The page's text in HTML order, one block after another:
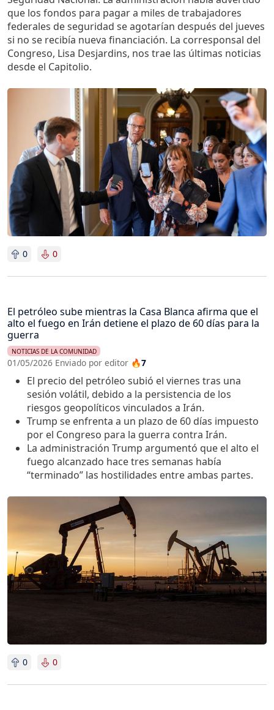
que los fondos para pagar a miles de trabajadores
federales de seguridad se agotarían después del jueves
si no se recibía nueva financiación. La corresponsal del
Congreso, Lisa Desjardins, nos trae las últimas noticias
desde el Capitolio.
Imagen
0 0
El petróleo sube mientras la Casa Blanca afirma que el
alto el fuego en Irán detiene el plazo de 60 días para la
guerra
NOTICIAS DE LA COMUNIDAD
01/05/2026 Enviado por editor 🔥7
El precio del petróleo subió el viernes tras una
sesión volátil, debido a la persistencia de los
riesgos geopolíticos vinculados a Irán.
Trump se enfrenta a un plazo de 60 días impuesto
por el Congreso para la guerra contra Irán.
La administración Trump argumentó que el alto el
fuego alcanzado hace tres semanas había
“terminado” las hostilidades entre ambas partes.
Imagen
0 0